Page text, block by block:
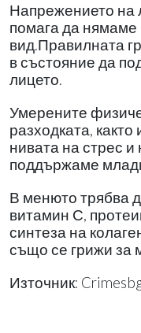
Напрежението на
помага да
вид.Правилната
в състояние да
лицето.
Умерените
разходката,
нивата на стрес и
поддържаме
В менюто трябва
витамин С,
синтеза на
също се грижи за
Източник: